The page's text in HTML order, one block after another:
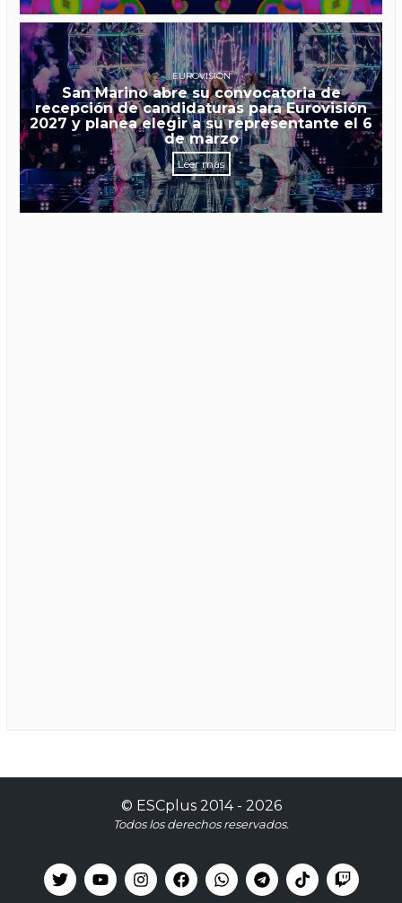
EUROVISIÓN
San Marino abre su convocatoria de
recepción de candidaturas para Eurovisión
2027 y planea elegir a su representante el 6
de marzo
Leer más
© ESCplus2014 - 2026
Todos los derechos reservados.